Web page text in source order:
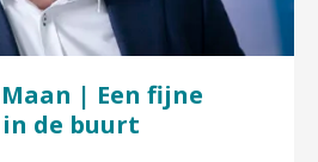
| Een fijne
de buurt